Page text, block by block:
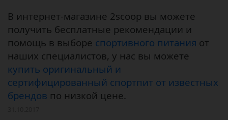
В интернет-магазине 2scoop вы можете
получить бесплатные рекомендации и
помощь в выборе спортивного питания от
наших специалистов, у нас вы можете
купить оригинальный и
сертифицированный спортпит от известных
брендов по низкой цене.